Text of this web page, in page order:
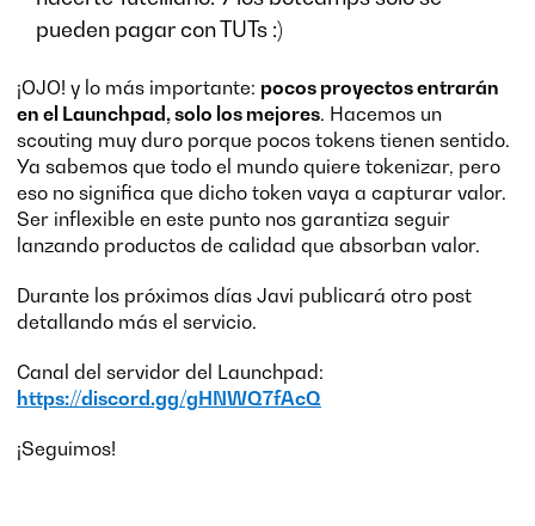
pueden pagar con TUTs :)
¡OJO! y lo más importante: pocos proyectos entrarán
en el Launchpad, solo los mejores. Hacemos un
scouting muy duro porque pocos tokens tienen sentido.
Ya sabemos que todo el mundo quiere tokenizar, pero
eso no significa que dicho token vaya a capturar valor.
Ser inflexible en este punto nos garantiza seguir
lanzando productos de calidad que absorban valor.
Durante los próximos días Javi publicará otro post
detallando más el servicio.
Canal del servidor del Launchpad:
https://discord.gg/gHNWQ7fAcQ
¡Seguimos!